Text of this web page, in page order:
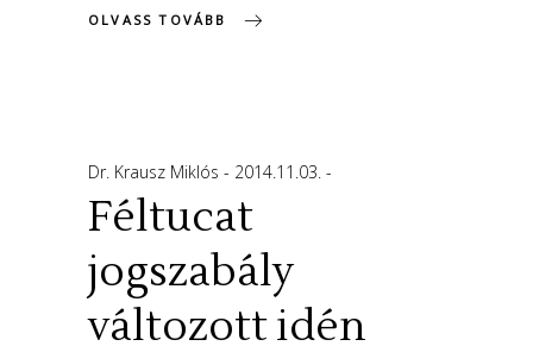
OLVASS TOVÁBB
Dr. Krausz Miklós 2014.11.03.
Féltucat
jogszabály
változott idén